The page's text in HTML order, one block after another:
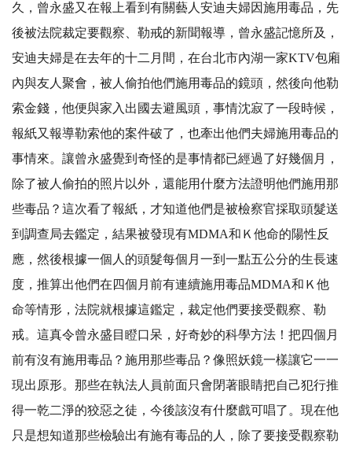
久，曾永盛又在報上看到有關藝人安迪夫婦因施用毒品，先
後被法院裁定要觀察、勒戒的新聞報導，曾永盛記憶所及，
安迪夫婦是在去年的十二月間，在台北市內湖一家KTV包廂
內與友人聚會，被人偷拍他們施用毒品的鏡頭，然後向他勒
索金錢，他便與家入出國去避風頭，事情沈寂了一段時候，
報紙又報導勒索他的案件破了，也牽出他們夫婦施用毒品的
事情來。讓曾永盛覺到奇怪的是事情都已經過了好幾個月，
除了被人偷拍的照片以外，還能用什麼方法證明他們施用那
些毒品？這次看了報紙，才知道他們是被檢察官採取頭髮送
到調查局去鑑定，結果被發現有MDMA和Ｋ他命的陽性反
應，然後根據一個人的頭髮每個月一到一點五公分的生長速
度，推算出他們在四個月前有連續施用毒品MDMA和Ｋ他
命等情形，法院就根據這鑑定，裁定他們要接受觀察、勒
戒。這真令曾永盛目瞪口呆，好奇妙的科學方法！把四個月
前有沒有施用毒品？施用那些毒品？像照妖鏡一樣讓它一一
現出原形。那些在執法人員前面只會閉著眼睛把自己犯行推
得一乾二淨的狡惡之徒，今後該沒有什麼戲可唱了。現在他
只是想知道那些檢驗出有施有毒品的人，除了要接受觀察勒